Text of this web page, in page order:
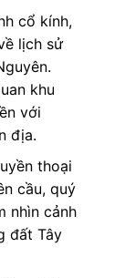
cổ kính,
lịch sử
khu
với
địa.
thoại
cầu, quý
nhìn cảnh
đất Tây